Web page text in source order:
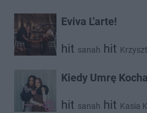
Eviva L'arte!
hit sanah hit
Kiedy Umrę
hit sanah hit Kasia